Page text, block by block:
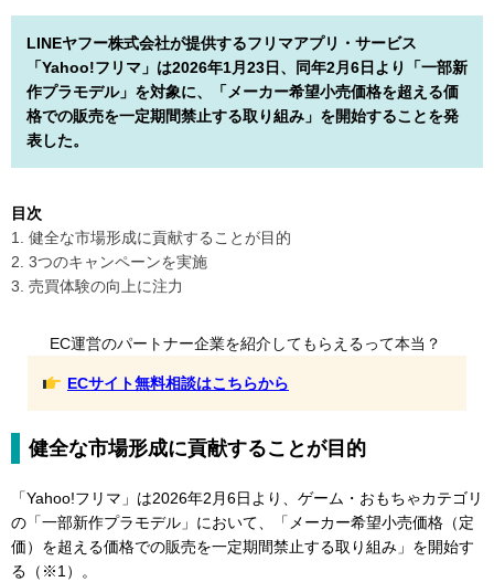
LINEヤフー株式会社が提供するフリマアプリ・サービス
「Yahoo!フリマ」は2026年1月23日、同年2月6日より「一部新
作プラモデル」を対象に、「メーカー希望小売価格を超える価
格での販売を一定期間禁止する取り組み」を開始することを発
表した。
目次
1. 健全な市場形成に貢献することが目的
2. 3つのキャンペーンを実施
3. 売買体験の向上に注力
EC運営のパートナー企業を紹介してもらえるって本当？
ECサイト無料相談はこちらから
健全な市場形成に貢献することが目的
「Yahoo!フリマ」は2026年2月6日より、ゲーム・おもちゃカテゴリ
の「一部新作プラモデル」において、「メーカー希望小売価格（定
価）を超える価格での販売を一定期間禁止する取り組み」を開始す
る（※1）。